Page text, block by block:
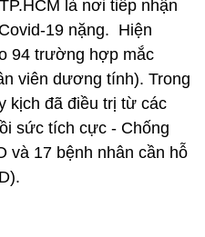
17 bệnh nhân cần hỗ
nhân viên Bệnh viện Bệnh
TP.HCM dương tính nCoV